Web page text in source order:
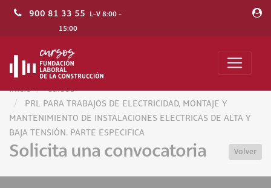
900 81 33 55 L-V 8:00 -
15:00
Inicio
Cursos
PRL PARA TRABAJOS DE ELECTRICIDAD, MONTAJE Y
MANTENIMIENTO DE INSTALACIONES ELECTRICAS DE ALTA Y
BAJA TENSIÓN. PARTE ESPECIFICA
Solicita una convocatoria Volver